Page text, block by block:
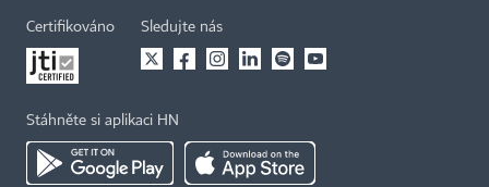
Certifikováno Sledujte nás
Stáhněte si aplikaci HN